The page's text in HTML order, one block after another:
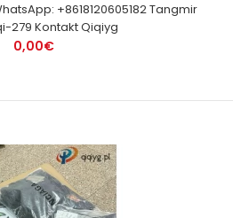
+8618120605182 Tangmir
279 Kontakt Qiqiyg
0,00€